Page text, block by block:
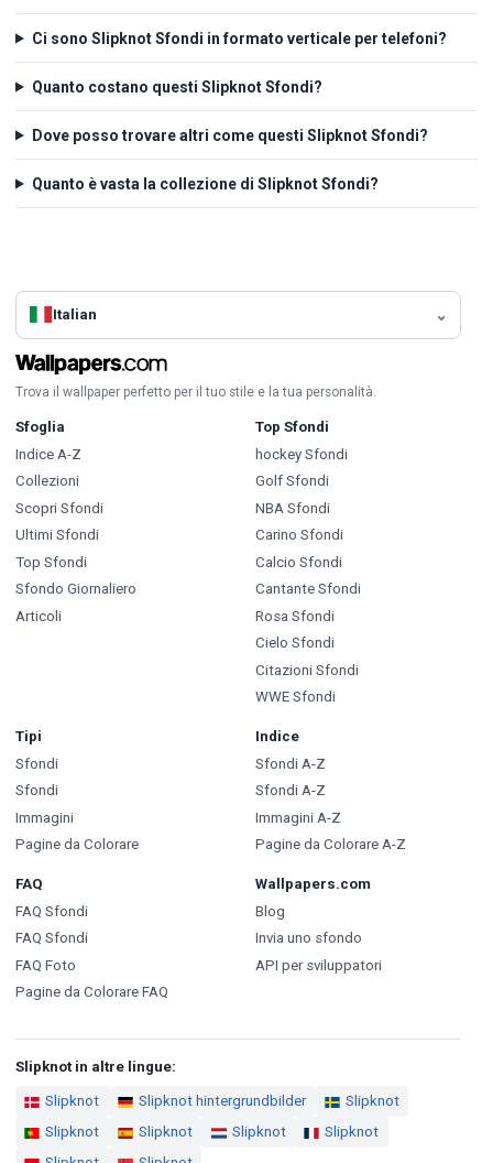
Ci sono Slipknot Sfondi in formato verticale per telefoni?
Quanto costano questi Slipknot Sfondi?
Dove posso trovare altri come questi Slipknot Sfondi?
Quanto è vasta la collezione di Slipknot Sfondi?
Italian
Trova il wallpaper perfetto per il tuo stile e la tua personalità.
Sfoglia
Indice A-Z
Collezioni
Scopri Sfondi
Ultimi Sfondi
Top Sfondi
Sfondo Giornaliero
Articoli
Top Sfondi
hockey Sfondi
Golf Sfondi
NBA Sfondi
Carino Sfondi
Calcio Sfondi
Cantante Sfondi
Rosa Sfondi
Cielo Sfondi
Citazioni Sfondi
WWE Sfondi
Tipi
Sfondi
Sfondi
Immagini
Pagine da Colorare
Indice
Sfondi A-Z
Sfondi A-Z
Immagini A-Z
Pagine da Colorare A-Z
FAQ
FAQ Sfondi
FAQ Sfondi
FAQ Foto
Pagine da Colorare FAQ
Wallpapers.com
Blog
Invia uno sfondo
API per sviluppatori
Slipknot in altre lingue:
Slipknot Slipknot hintergrundbilder
Slipknot
Slipknot
Slipknot Slipknot
Slipknot